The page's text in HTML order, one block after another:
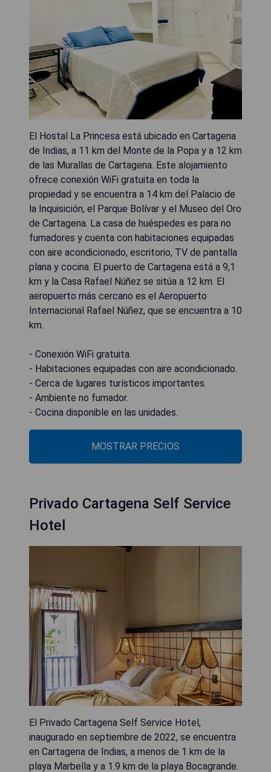
El Hostal La Princesa está ubicado en Cartagena
de Indias, a 11 km del Monte de la Popa y a 12 km
de las Murallas de Cartagena. Este alojamiento
ofrece conexión WiFi gratuita en toda la
propiedad y se encuentra a 14 km del Palacio de
la Inquisición, el Parque Bolívar y el Museo del Oro
de Cartagena. La casa de huéspedes es para no
fumadores y cuenta con habitaciones equipadas
con aire acondicionado, escritorio, TV de pantalla
plana y cocina. El puerto de Cartagena está a 9,1
km y la Casa Rafael Núñez se sitúa a 12 km. El
aeropuerto más cercano es el Aeropuerto
Internacional Rafael Núñez, que se encuentra a 10
km.
- Conexión WiFi gratuita.
- Habitaciones equipadas con aire acondicionado.
- Cerca de lugares turísticos importantes.
- Ambiente no fumador.
- Cocina disponible en las unidades.
MOSTRAR PRECIOS
Privado Cartagena Self Service
Hotel
El Privado Cartagena Self Service Hotel,
inaugurado en septiembre de 2022, se encuentra
en Cartagena de Indias, a menos de 1 km de la
playa Marbella y a 1.9 km de la playa Bocagrande.